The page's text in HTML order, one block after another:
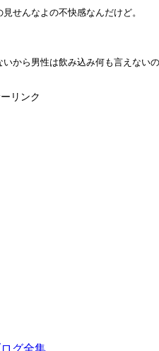
せんなよの不快感なんだけど。
から男性は飲み込み何も言えない
リンク
グ全集